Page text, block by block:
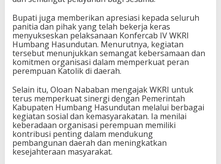
Bupati juga memberikan apresiasi kepada seluruh
panitia dan pihak yang telah bekerja keras
menyukseskan pelaksanaan Konfercab IV WKRI
Humbang Hasundutan. Menurutnya, kegiatan
tersebut menunjukkan semangat kebersamaan dan
komitmen organisasi dalam memperkuat peran
perempuan Katolik di daerah.
Selain itu, Oloan Nababan mengajak WKRI untuk
terus memperkuat sinergi dengan Pemerintah
Kabupaten Humbang Hasundutan melalui berbagai
kegiatan sosial dan kemasyarakatan. Ia menilai
keberadaan organisasi perempuan memiliki
kontribusi penting dalam mendukung
pembangunan daerah dan meningkatkan
kesejahteraan masyarakat.